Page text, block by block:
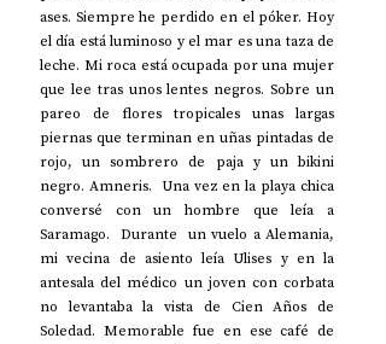
ases. Siempre he perdido en el póker. Hoy
el día está luminoso y el mar es una taza de
leche. Mi roca está ocupada por una mujer
que lee tras unos lentes negros. Sobre un
pareo de flores tropicales unas largas
piernas que terminan en uñas pintadas de
rojo, un sombrero de paja y un bikini
negro. Amneris.  Una vez en la playa chica
conversé con un hombre que leía a
Saramago.  Durante  un vuelo a Alemania,
mi vecina de asiento leía Ulises y en la
antesala del médico un joven con corbata
no levantaba la vista de Cien Años de
Soledad. Memorable fue en ese café de